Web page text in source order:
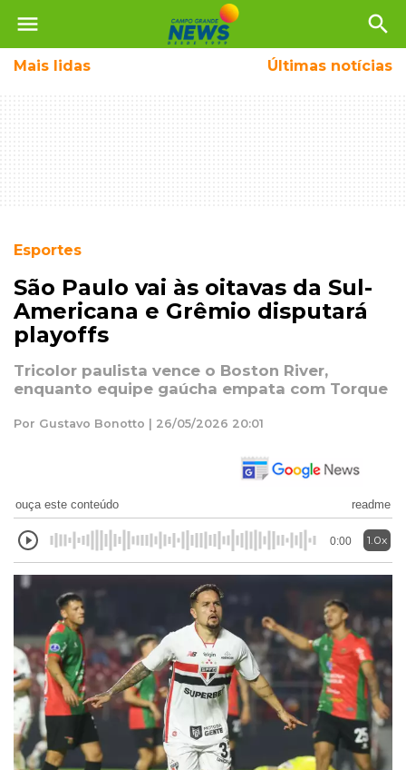
menu search
Mais lidas Últimas notícias
Esportes
São Paulo vai às oitavas da Sul-
Americana e Grêmio disputará
playoffs
Tricolor paulista vence o Boston River,
enquanto equipe gaúcha empata com Torque
Por Gustavo Bonotto | 26/05/2026 20:01
ouça este conteúdo readme
0:00 1.0x